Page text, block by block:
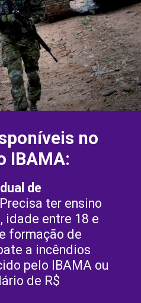
de
ter ensino
idade entre 18 e
formação de
a incêndios
pelo IBAMA ou
de R$
no
IBAMA: